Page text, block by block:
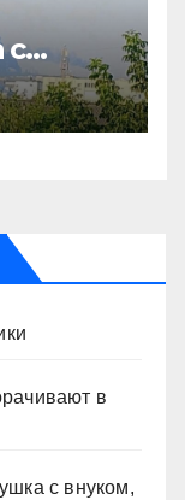
с
и на
НПЗ
в
с внуком,